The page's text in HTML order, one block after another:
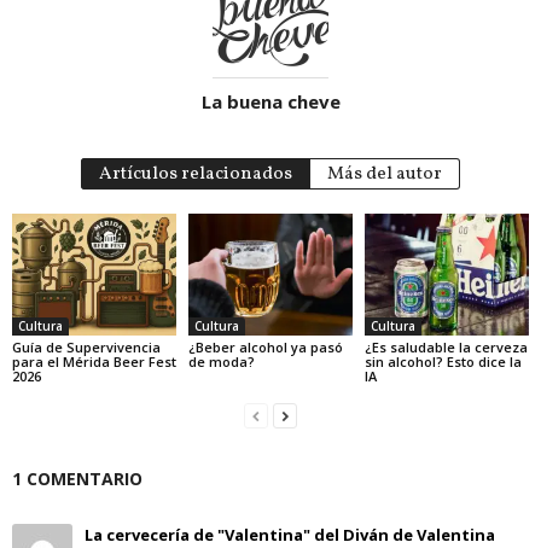
La buena cheve
Artículos relacionados Más del autor
Cultura
Guía de Supervivencia
para el Mérida Beer Fest
2026
Cultura
¿Beber alcohol ya pasó
de moda?
Cultura
¿Es saludable la cerveza
sin alcohol? Esto dice la
IA
1 COMENTARIO
La cervecería de "Valentina" del Diván de Valentina